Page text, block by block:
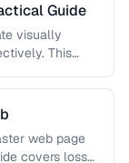
Guide
visually
This
web page
covers lossy